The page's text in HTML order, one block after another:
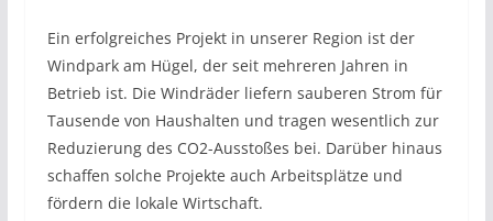
Ein erfolgreiches Projekt in unserer Region ist der
Windpark am Hügel, der seit mehreren Jahren in
Betrieb ist. Die Windräder liefern sauberen Strom für
Tausende von Haushalten und tragen wesentlich zur
Reduzierung des CO2-Ausstoßes bei. Darüber hinaus
schaffen solche Projekte auch Arbeitsplätze und
fördern die lokale Wirtschaft.